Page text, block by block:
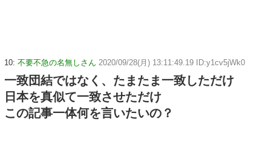
10: 不要不急の名無しさん 2020/09/28(月) 13:11:49.19 ID:y1cv5jWk0
一致団結ではなく、たまたま一致しただけ
日本を真似て一致させただけ
この記事一体何を言いたいの？